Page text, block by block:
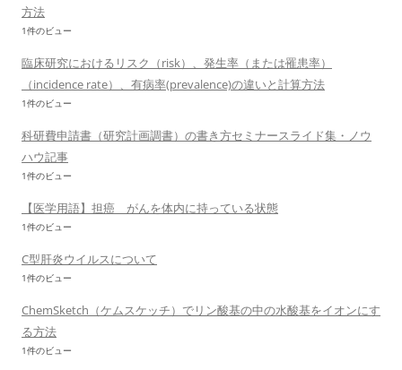
方法
1件のビュー
臨床研究におけるリスク（risk）、発生率（または罹患率）
（incidence rate）、有病率(prevalence)の違いと計算方法
1件のビュー
科研費申請書（研究計画調書）の書き方セミナースライド集・ノウ
ハウ記事
1件のビュー
【医学用語】担癌 がんを体内に持っている状態
1件のビュー
C型肝炎ウイルスについて
1件のビュー
ChemSketch（ケムスケッチ）でリン酸基の中の水酸基をイオンにす
る方法
1件のビュー